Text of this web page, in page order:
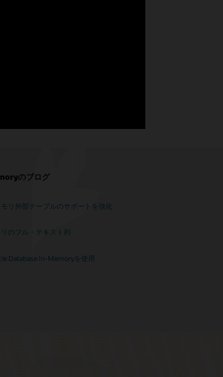
のブログ
モリ外部テーブルのサポートを強化
のフル・テキスト列
Database In-Memoryを使用